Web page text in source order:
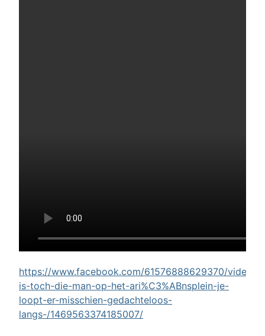
https://www.facebook.com/61576888629370/videos/
is-toch-die-man-op-het-ari%C3%ABnsplein-je-
loopt-er-misschien-gedachteloos-
langs-/1469563374185007/